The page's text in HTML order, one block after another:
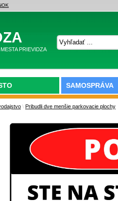
PRIEVIDZA
SAMOSPRÁVA
\ Pribudli dve menšie parkovacie plochy